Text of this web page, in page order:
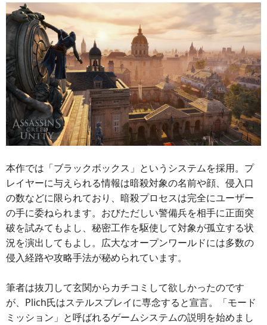
本作では「ブラックボックス」というシステムを採用。プ
レイヤーに与えられる情報は暗殺対象の名前や顔、侵入口
の数などに限られており、暗殺プロセスは完全にユーザー
の手に委ねられます。おびただしい警備兵を相手に正面突
破を試みてもよし、秘密工作を駆使して対象が孤立する状
況を演出してもよし。広大なオープンワールドには多数の
侵入経路や攻略手法が秘められています。
筆者は抜刀して玄関からカチコミして欲しかったのです
が、Plich氏はステルスプレイに専念すると宣言。「モード
ミッション」と呼ばれるゲームシステムの説明を始めまし